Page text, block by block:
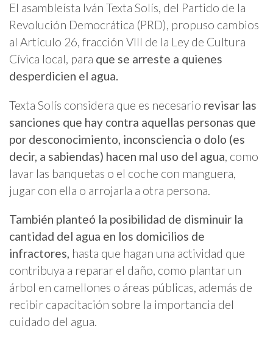
El asambleísta Iván Texta Solís, del Partido de la
Revolución Democrática (PRD), propuso cambios
al Artículo 26, fracción VIII de la Ley de Cultura
Cívica local, para que se arreste a quienes
desperdicien el agua.
Texta Solís considera que es necesario revisar las
sanciones que hay contra aquellas personas que
por desconocimiento, inconsciencia o dolo (es
decir, a sabiendas) hacen mal uso del agua , como
lavar las banquetas o el coche con manguera,
jugar con ella o arrojarla a otra persona.
También planteó la posibilidad de disminuir la
cantidad del agua en los domicilios de
infractores, hasta que hagan una actividad que
contribuya a reparar el daño, como plantar un
árbol en camellones o áreas públicas, además de
recibir capacitación sobre la importancia del
cuidado del agua.